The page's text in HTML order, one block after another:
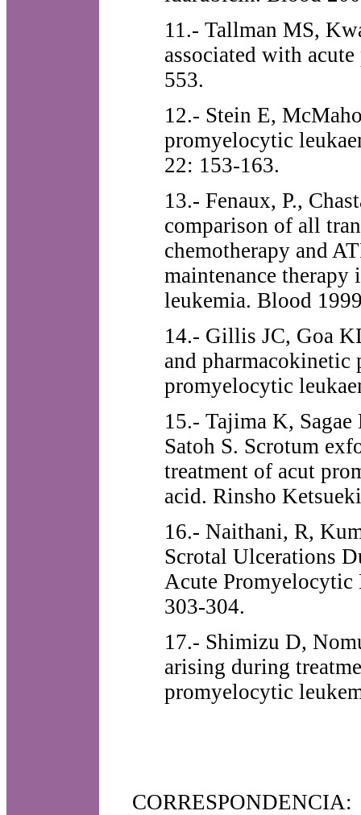
11.- Tallman MS,
associated with
553.
12.- Stein E,
promyelocytic
22: 153-163.
13.- Fenaux, P.,
comparison of all
chemotherapy and
maintenance
leukemia. Blood
14.- Gillis JC, Goa
and pharmacokinetic
promyelocytic
15.- Tajima K,
Satoh S. Scrotum
treatment of acut
acid. Rinsho
16.- Naithani, R,
Scrotal Ulcerations
Acute Promyelocytic
303-304.
17.- Shimizu D,
arising during
promyelocytic
CORRESPONDENCIA: